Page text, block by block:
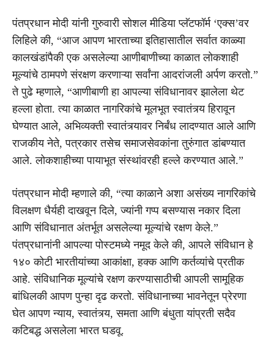
पंतप्रधान मोदी यांनी गुरुवारी सोशल मीडिया प्लॅटफॉर्म ‘एक्स’वर
लिहिले की, “आज आपण भारताच्या इतिहासातील सर्वात काळ्या
कालखंडांपैकी एक असलेल्या आणीबाणीच्या काळात लोकशाही
मूल्यांचे ठामपणे संरक्षण करणाऱ्या सर्वांना आदरांजली अर्पण करतो.”
ते पुढे म्हणाले, “आणीबाणी हा आपल्या संविधानावर झालेला थेट
हल्ला होता. त्या काळात नागरिकांचे मूलभूत स्वातंत्र्य हिरावून
घेण्यात आले, अभिव्यक्ती स्वातंत्र्यावर निर्बंध लादण्यात आले आणि
राजकीय नेते, पत्रकार तसेच समाजसेवकांना तुरुंगात डांबण्यात
आले. लोकशाहीच्या पायाभूत संस्थांवरही हल्ले करण्यात आले.”
पंतप्रधान मोदी म्हणाले की, “त्या काळाने अशा असंख्य नागरिकांचे
विलक्षण धैर्यही दाखवून दिले, ज्यांनी गप्प बसण्यास नकार दिला
आणि संविधानात अंतर्भूत असलेल्या मूल्यांचे रक्षण केले.”
पंतप्रधानांनी आपल्या पोस्टमध्ये नमूद केले की, आपले संविधान हे
१४० कोटी भारतीयांच्या आकांक्षा, हक्क आणि कर्तव्यांचे प्रतीक
आहे. संविधानिक मूल्यांचे रक्षण करण्यासाठीची आपली सामूहिक
बांधिलकी आपण पुन्हा दृढ करतो. संविधानाच्या भावनेतून प्रेरणा
घेत आपण न्याय, स्वातंत्र्य, समता आणि बंधुता यांप्रती सदैव
कटिबद्ध असलेला भारत घडवू.